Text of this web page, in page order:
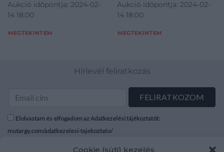
Cookie (süti) kezelés
Aukció időpontja: 2024-02-
14 18:00
MEGTEKINTEM
Aukció időpontja: 2024-02-
14 18:00
MEGTEKINTEM
Hírlevél feliratkozás
Elolvastam és elfogadom az Adatkezelési tájékoztatót:
mutargy.com/adatkezelesi-tajekoztato/